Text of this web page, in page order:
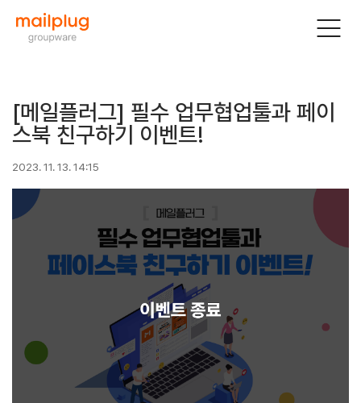
[메일플러그] 필수 업무협업툴과 페이
스북 친구하기 이벤트!
2023. 11. 13. 14:15